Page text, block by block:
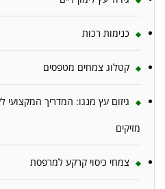
כנימות רכות
קטלוג צמחים מטפסים
גיזום עץ מנגו: המדריך המקצועי
מזיקים
צמחי כיסוי קרקע למרפסת